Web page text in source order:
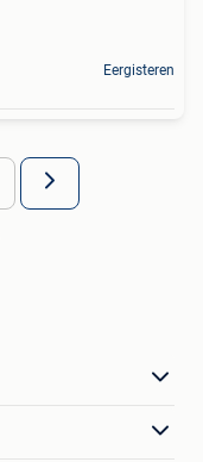
Eergisteren